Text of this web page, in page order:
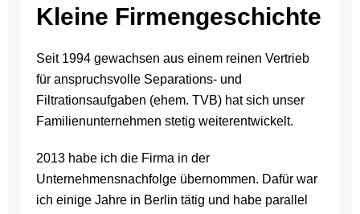
Kleine Firmengeschichte
Seit 1994 gewachsen aus einem reinen Vertrieb
für anspruchsvolle Separations- und
Filtrationsaufgaben (ehem. TVB) hat sich unser
Familienunternehmen stetig weiterentwickelt.
2013 habe ich die Firma in der
Unternehmensnachfolge übernommen. Dafür war
ich einige Jahre in Berlin tätig und habe parallel